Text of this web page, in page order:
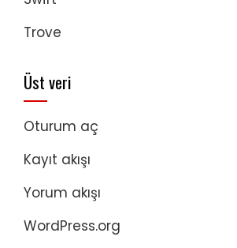
Trove
Üst veri
Oturum aç
Kayıt akışı
Yorum akışı
WordPress.org